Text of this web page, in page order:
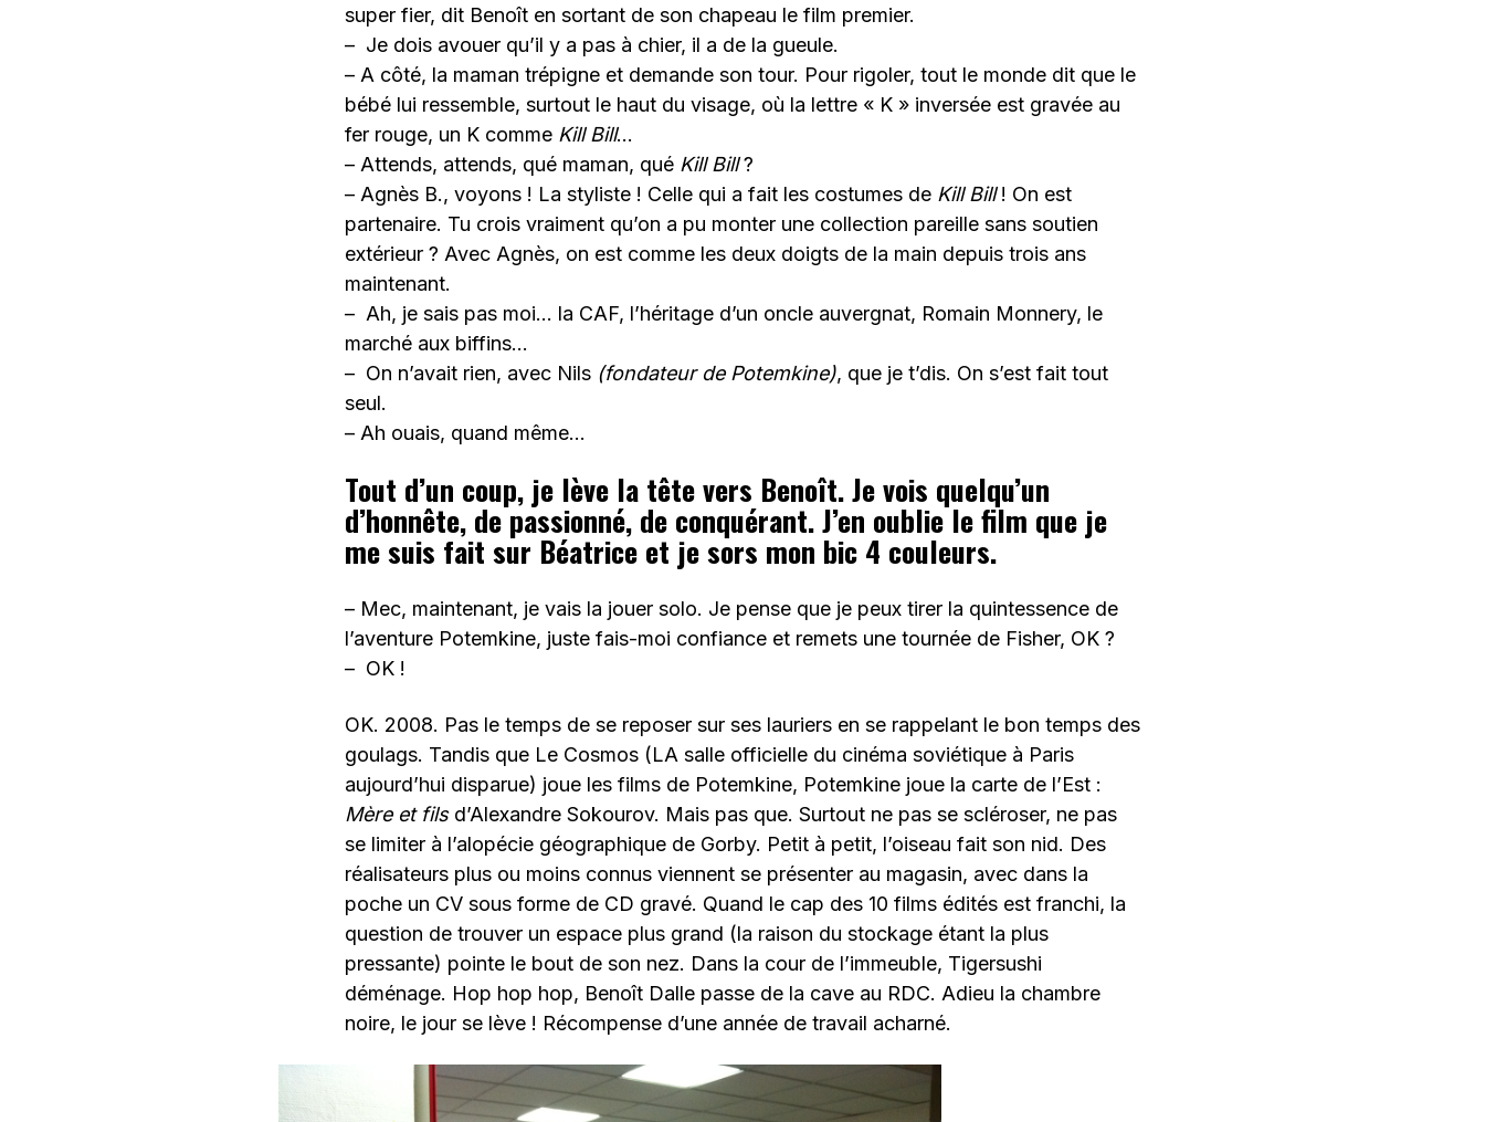
super fier, dit Benoît en sortant de son chapeau le film premier.
– Je dois avouer qu’il y a pas à chier, il a de la gueule.
– A côté, la maman trépigne et demande son tour. Pour rigoler, tout le monde dit que le
bébé lui ressemble, surtout le haut du visage, où la lettre « K » inversée est gravée au
fer rouge, un K comme Kill Bill…
– Attends, attends, qué maman, qué Kill Bill?
– Agnès B., voyons ! La styliste ! Celle qui a fait les costumes de Kill Bill! On est
partenaire. Tu crois vraiment qu’on a pu monter une collection pareille sans soutien
extérieur ? Avec Agnès, on est comme les deux doigts de la main depuis trois ans
maintenant.
– Ah, je sais pas moi… la CAF, l’héritage d’un oncle auvergnat, Romain Monnery, le
marché aux biffins…
– On n’avait rien, avec Nils (fondateur de Potemkine), que je t’dis. On s’est fait tout
seul.
– Ah ouais, quand même…
Tout d’un coup, je lève la tête vers Benoît. Je vois quelqu’un
d’honnête, de passionné, de conquérant. J’en oublie le film que je
me suis fait sur Béatrice et je sors mon bic 4 couleurs.
– Mec, maintenant, je vais la jouer solo. Je pense que je peux tirer la quintessence de
l’aventure Potemkine, juste fais-moi confiance et remets une tournée de Fisher, OK ?
– OK !
OK. 2008. Pas le temps de se reposer sur ses lauriers en se rappelant le bon temps des
goulags. Tandis que Le Cosmos (LA salle officielle du cinéma soviétique à Paris
aujourd’hui disparue) joue les films de Potemkine, Potemkine joue la carte de l’Est :
Mère et filsd’Alexandre Sokourov. Mais pas que. Surtout ne pas se scléroser, ne pas
se limiter à l’alopécie géographique de Gorby. Petit à petit, l’oiseau fait son nid. Des
réalisateurs plus ou moins connus viennent se présenter au magasin, avec dans la
poche un CV sous forme de CD gravé. Quand le cap des 10 films édités est franchi, la
question de trouver un espace plus grand (la raison du stockage étant la plus
pressante) pointe le bout de son nez. Dans la cour de l’immeuble, Tigersushi
déménage. Hop hop hop, Benoît Dalle passe de la cave au RDC. Adieu la chambre
noire, le jour se lève ! Récompense d’une année de travail acharné.